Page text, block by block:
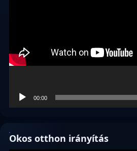
00:00
Okos otthon irányítás